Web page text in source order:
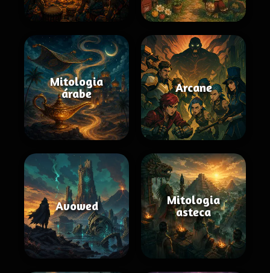
Mitologia
árabe
Arcane
Avowed
Mitologia
asteca